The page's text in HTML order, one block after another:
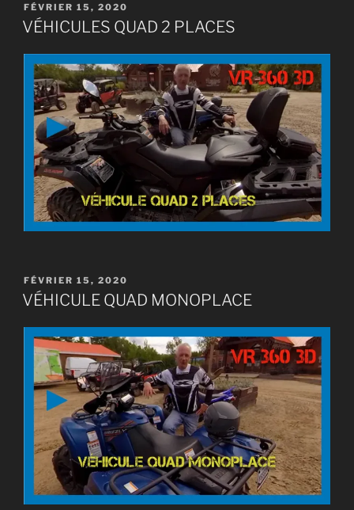
PUBLIÉ
LE
FÉVRIER 15, 2020
VÉHICULES QUAD 2 PLACES
PUBLIÉ
LE
FÉVRIER 15, 2020
VÉHICULE QUAD MONOPLACE